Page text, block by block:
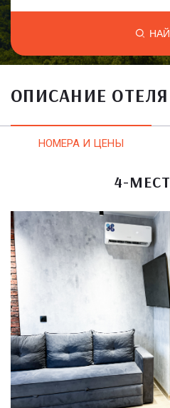
ОПИСАНИЕ ОТЕЛЯ
НОМЕРА И ЦЕНЫ
4-